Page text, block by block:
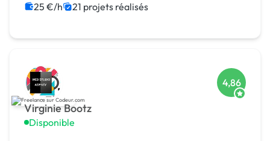
25 €/h 21 projets réalisés
Virginie Bootz
Disponible
4,86